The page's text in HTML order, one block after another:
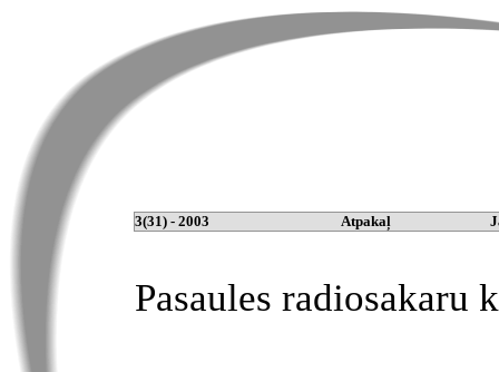
3(31) - 2003 Atpakaļ
Pasaules radiosakaru